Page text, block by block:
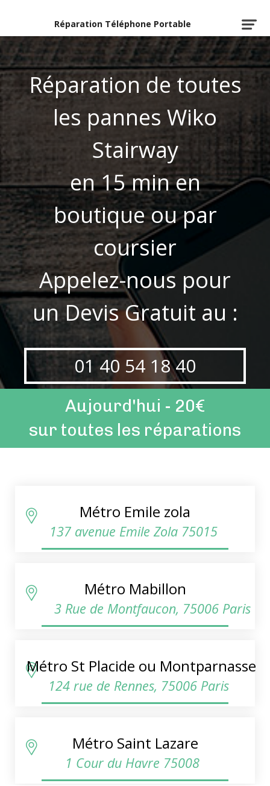
Réparation Téléphone Portable
Réparation de toutes
les pannes Wiko
Stairway
en 15 min en
boutique ou par
coursier
Appelez-nous pour
un Devis Gratuit au :
01 40 54 18 40
Aujourd'hui - 20€
sur toutes les réparations
Métro Emile zola
137 avenue Emile Zola 75015
Métro Mabillon
3 Rue de Montfaucon, 75006 Paris
Métro St Placide ou Montparnasse
124 rue de Rennes, 75006 Paris
Métro Saint Lazare
1 Cour du Havre 75008